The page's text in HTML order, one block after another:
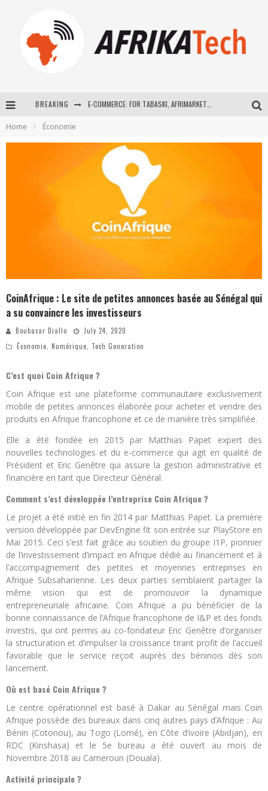
BREAKING
How Technology Has Changed Sports
Home Économie
CoinAfrique : Le site de petites annonces basée au Sénégal qui
a su convaincre les investisseurs
Boubacar Diallo
July 24, 2020
Économie, Numérique, Tech Generation
C’est quoi Coin Afrique ?
Coin Afrique est une plateforme communautaire exclusivement
mobile de petites annonces élaborée pour acheter et vendre des
produits en Afrique francophone et ce de manière très simplifiée.
Elle a été fondée en 2015 par Matthias Papet expert des
nouvelles technologies et du e-commerce qui agit en qualité de
Président et Eric Genêtre qui assure la gestion administrative et
financière en tant que Directeur Général.
Comment s’est développée l’entreprise Coin Afrique ?
Le projet a été initié en fin 2014 par Matthias Papet. La première
version développée par DevEngine fit son entrée sur PlayStore en
Mai 2015. Ceci s’est fait grâce au soutien du groupe I1P, pionnier
de l’investissement d’impact en Afrique dédié au financement et à
l’accompagnement des petites et moyennes entreprises en
Afrique Subsaharienne. Les deux parties semblaient partager la
même vision qui est de promouvoir la dynamique
entrepreneuriale africaine. Coin Afrique a pu bénéficier de la
bonne connaissance de l’Afrique francophone de I&P et des fonds
investis, qui ont permis au co-fondateur Eric Genêtre d’organiser
la structuration et d’impulser la croissance tirant profit de l’accueil
favorable que le service reçoit auprès des béninois dès son
lancement.
Où est basé Coin Afrique ?
Le centre opérationnel est basé à Dakar au Sénégal mais Coin
Afrique possède des bureaux dans cinq autres pays d’Afrique : Au
Bénin (Cotonou), au Togo (Lomé), en Côte d’ivoire (Abidjan), en
RDC (Kinshasa) et le 5e bureau a été ouvert au mois de
Novembre 2018 au Cameroun (Douala).
Activité principale ?